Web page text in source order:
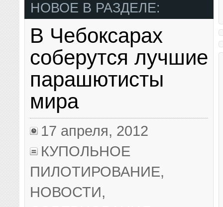
НОВОЕ В РАЗДЕЛЕ:
В Чебоксарах
соберутся лучшие
парашютисты
мира
17 апреля, 2012
КУПОЛЬНОЕ
ПИЛОТИРОВАНИЕ,
НОВОСТИ,